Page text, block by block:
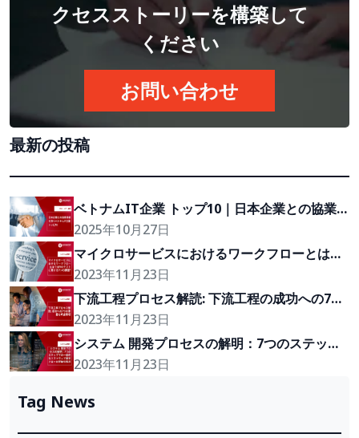
クセスストーリーを構築して
ください
お問い合わせ
最新の投稿
ベトナムIT企業 トップ10｜日本企業との協業実
績を持つ注目企業
2025年10月27日
マイクロサービスにおけるワークフローとは？
APIのテストに関する7つの課題?
2023年11月23日
下流工程プロセス解読: 下流工程の成功への7つ
の重要な考慮事項
2023年11月23日
システム 開発プロセスの解明：7つのステップ
での一般的なソフトウェア開発フローの詳細な
2023年11月23日
Tag News